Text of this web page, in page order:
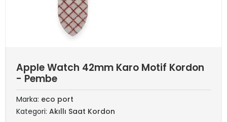
Apple Watch 42mm Karo Motif Kordon
- Pembe
Marka: eco port
Kategori: Akıllı Saat Kordon